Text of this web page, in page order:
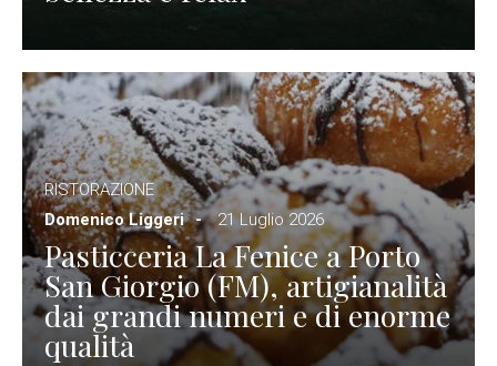
RISTORAZIONE
Domenico Liggeri
21 Luglio 2026
Pasticceria La Fenice a Porto
San Giorgio (FM), artigianalità
dai grandi numeri e di enorme
qualità